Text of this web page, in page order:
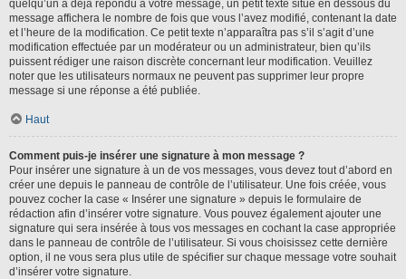
quelqu’un a déjà répondu à votre message, un petit texte situé en dessous du
message affichera le nombre de fois que vous l’avez modifié, contenant la date
et l’heure de la modification. Ce petit texte n’apparaîtra pas s’il s’agit d’une
modification effectuée par un modérateur ou un administrateur, bien qu’ils
puissent rédiger une raison discrète concernant leur modification. Veuillez
noter que les utilisateurs normaux ne peuvent pas supprimer leur propre
message si une réponse a été publiée.
Haut
Comment puis-je insérer une signature à mon message ?
Pour insérer une signature à un de vos messages, vous devez tout d’abord en
créer une depuis le panneau de contrôle de l’utilisateur. Une fois créée, vous
pouvez cocher la case « Insérer une signature » depuis le formulaire de
rédaction afin d’insérer votre signature. Vous pouvez également ajouter une
signature qui sera insérée à tous vos messages en cochant la case appropriée
dans le panneau de contrôle de l’utilisateur. Si vous choisissez cette dernière
option, il ne vous sera plus utile de spécifier sur chaque message votre souhait
d’insérer votre signature.